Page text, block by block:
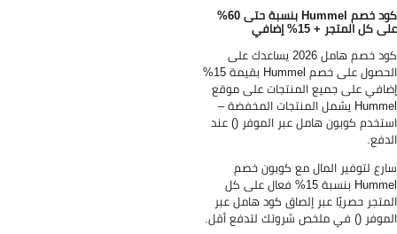
كود خصم Hummel بنسبة حتى 60%
كل المتجر + 15% إضافي
كود خصم هامل 2026 يساعدك على
الحصول على خصم Hummel بقيمة 15%
على جميع المنتجات على موقع
Hummel يشمل المنتجات المخفضة –
كوبون هامل عبر الموفر () عند
لتوفير المال مع كوبون خصم
Hummel بنسبة 15% فعال على كل
حصريًا عبر إلصاق كود هامل عبر
() في ملخص شروتك لتدفع أقل.